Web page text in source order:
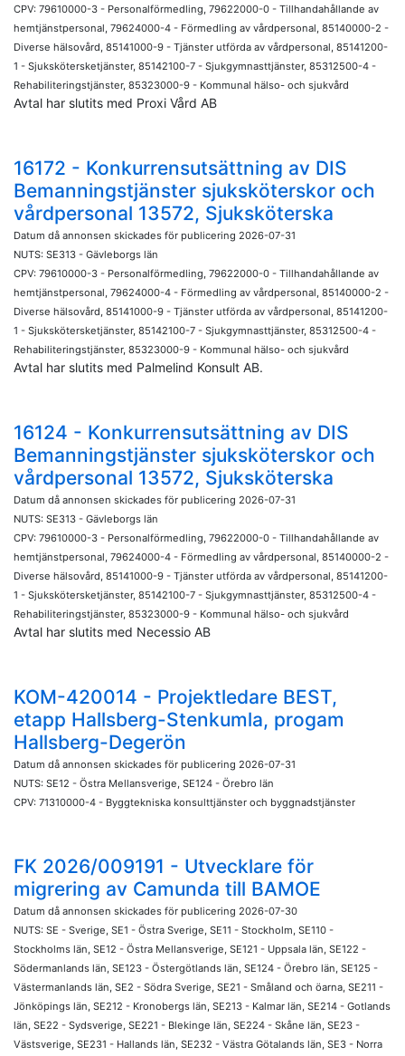
CPV: 79610000-3 - Personalförmedling, 79622000-0 - Tillhandahållande av
hemtjänstpersonal, 79624000-4 - Förmedling av vårdpersonal, 85140000-2 -
Diverse hälsovård, 85141000-9 - Tjänster utförda av vårdpersonal, 85141200-
1 - Sjukskötersketjänster, 85142100-7 - Sjukgymnasttjänster, 85312500-4 -
Rehabiliteringstjänster, 85323000-9 - Kommunal hälso- och sjukvård
Avtal har slutits med Proxi Vård AB
16172 - Konkurrensutsättning av DIS
Bemanningstjänster sjuksköterskor och
vårdpersonal 13572, Sjuksköterska
Datum då annonsen skickades för publicering 2026-07-31
NUTS: SE313 - Gävleborgs län
CPV: 79610000-3 - Personalförmedling, 79622000-0 - Tillhandahållande av
hemtjänstpersonal, 79624000-4 - Förmedling av vårdpersonal, 85140000-2 -
Diverse hälsovård, 85141000-9 - Tjänster utförda av vårdpersonal, 85141200-
1 - Sjukskötersketjänster, 85142100-7 - Sjukgymnasttjänster, 85312500-4 -
Rehabiliteringstjänster, 85323000-9 - Kommunal hälso- och sjukvård
Avtal har slutits med Palmelind Konsult AB.
16124 - Konkurrensutsättning av DIS
Bemanningstjänster sjuksköterskor och
vårdpersonal 13572, Sjuksköterska
Datum då annonsen skickades för publicering 2026-07-31
NUTS: SE313 - Gävleborgs län
CPV: 79610000-3 - Personalförmedling, 79622000-0 - Tillhandahållande av
hemtjänstpersonal, 79624000-4 - Förmedling av vårdpersonal, 85140000-2 -
Diverse hälsovård, 85141000-9 - Tjänster utförda av vårdpersonal, 85141200-
1 - Sjukskötersketjänster, 85142100-7 - Sjukgymnasttjänster, 85312500-4 -
Rehabiliteringstjänster, 85323000-9 - Kommunal hälso- och sjukvård
Avtal har slutits med Necessio AB
KOM-420014 - Projektledare BEST,
etapp Hallsberg-Stenkumla, progam
Hallsberg-Degerön
Datum då annonsen skickades för publicering 2026-07-31
NUTS: SE12 - Östra Mellansverige, SE124 - Örebro län
CPV: 71310000-4 - Byggtekniska konsulttjänster och byggnadstjänster
FK 2026/009191 - Utvecklare för
migrering av Camunda till BAMOE
Datum då annonsen skickades för publicering 2026-07-30
NUTS: SE - Sverige, SE1 - Östra Sverige, SE11 - Stockholm, SE110 -
Stockholms län, SE12 - Östra Mellansverige, SE121 - Uppsala län, SE122 -
Södermanlands län, SE123 - Östergötlands län, SE124 - Örebro län, SE125 -
Västermanlands län, SE2 - Södra Sverige, SE21 - Småland och öarna, SE211 -
Jönköpings län, SE212 - Kronobergs län, SE213 - Kalmar län, SE214 - Gotlands
län, SE22 - Sydsverige, SE221 - Blekinge län, SE224 - Skåne län, SE23 -
Västsverige, SE231 - Hallands län, SE232 - Västra Götalands län, SE3 - Norra